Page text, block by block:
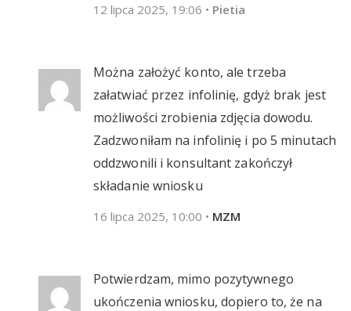
12 lipca 2025, 19:06 • Pietia
Można założyć konto, ale trzeba
załatwiać przez infolinię, gdyż brak jest
możliwości zrobienia zdjęcia dowodu.
Zadzwoniłam na infolinię i po 5 minutach
oddzwonili i konsultant zakończył
składanie wniosku
16 lipca 2025, 10:00 • MZM
Potwierdzam, mimo pozytywnego
ukończenia wniosku, dopiero to, że na